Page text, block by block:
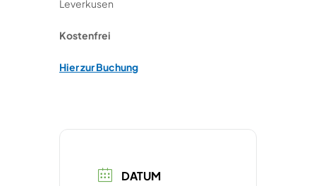
Leverkusen
Kostenfrei
Hier zur Buchung
DATUM